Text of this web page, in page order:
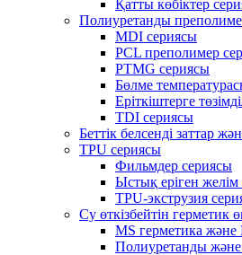
Қатты көбіктер
Полиуретанды
MDI сериясы
PCL преполимер
PTMG сериясы
Бөлме
Еріткіштерге
TDI сериясы
Беттік белсенді заттар
TPU сериясы
Фильмдер сериясы
Ыстық еріген желім
TPU-экструзия
Су өткізбейтін герметик
MS герметика және
Полиуретанды